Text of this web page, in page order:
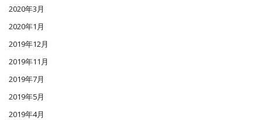
2020年3月
2020年1月
2019年12月
2019年11月
2019年7月
2019年5月
2019年4月